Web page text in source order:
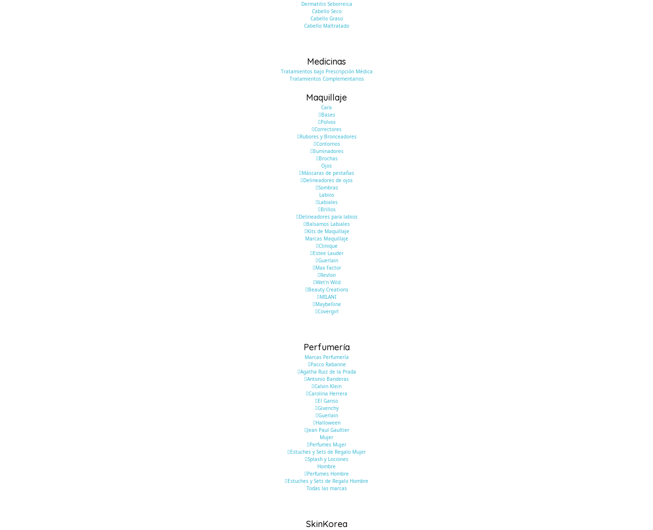
Dermatitis Seborreica
Cabello Seco
Cabello Graso
Cabello Maltratado
Medicinas
Tratamientos bajo Prescripción Médica
Tratamientos Complementarios
Maquillaje
Cara
Bases
Polvos
Correctores
Rubores y Bronceadores
Contornos
Iluminadores
Brochas
Ojos
Máscaras de pestañas
Delineadores de ojos
Sombras
Labios
Labiales
Brillos
Delineadores para labios
Balsamos Labiales
Kits de Maquillaje
Marcas Maquillaje
Clinique
Estee Lauder
Guerlain
Max Factor
Revlon
Wet'n Wild
Beauty Creations
MILANI
Maybelline
Covergirl
Perfumería
Marcas Perfumería
Pacco Rabanne
Agatha Ruiz de la Prada
Antonio Banderas
Calvin Klein
Carolina Herrera
El Ganso
Givenchy
Guerlain
Halloween
Jean Paul Gaultier
Mujer
Perfumes Mujer
Estuches y Sets de Regalo Mujer
Splash y Lociones
Hombre
Perfumes Hombre
Estuches y Sets de Regalo Hombre
Todas las marcas
SkinKorea